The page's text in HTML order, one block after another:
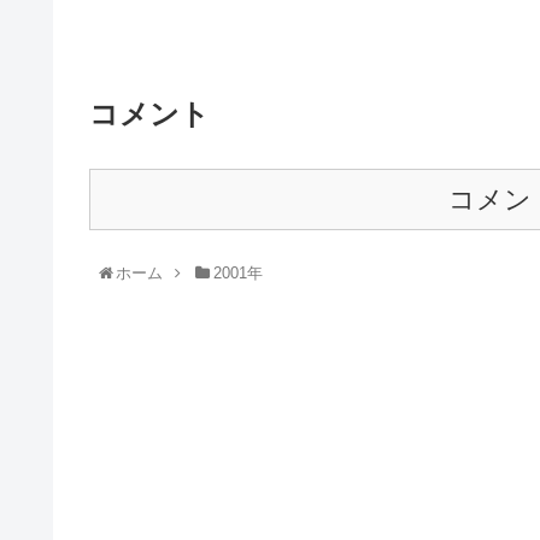
コメント
コメン
ホーム 2001年